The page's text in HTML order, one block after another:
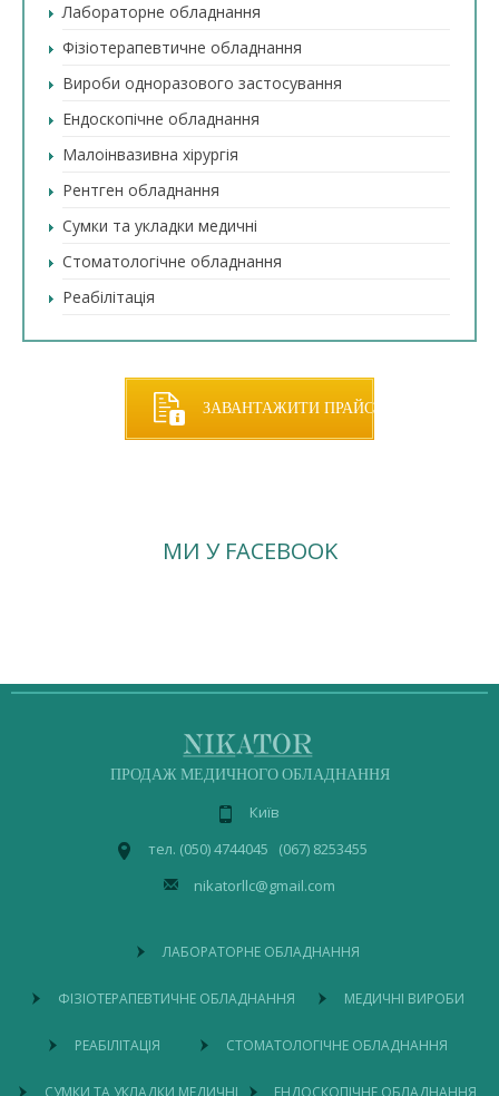
Лабораторне обладнання
Фізіотерапевтичне обладнання
Вироби одноразового застосування
Ендоскопічне обладнання
Малоінвазивна хірургія
Рентген обладнання
Сумки та укладки медичні
Стоматологічне обладнання
Реабілітація
ЗАВАНТАЖИТИ ПРАЙС
МИ У FACEBOOK
ПРОДАЖ МЕДИЧНОГО ОБЛАДНАННЯ
Київ
тел. (050) 4744045 (067) 8253455
nikatorllc@gmail.com
ЛАБОРАТОРНЕ ОБЛАДНАННЯ
ФІЗІОТЕРАПЕВТИЧНЕ ОБЛАДНАННЯ МЕДИЧНІ ВИРОБИ
РЕАБІЛІТАЦІЯ СТОМАТОЛОГІЧНЕ ОБЛАДНАННЯ
СУМКИ ТА УКЛАДКИ МЕДИЧНІ ЕНДОСКОПІЧНЕ ОБЛАДНАННЯ